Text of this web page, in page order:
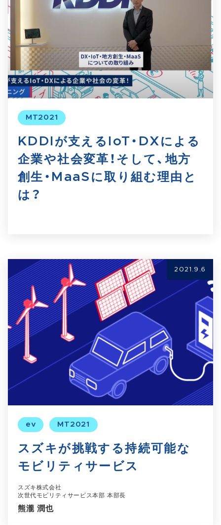
MT2021
KDDIが支えるIoT・DXによる
企業や社会変革！そして、地方
創生・MaaSに取り組む理由と
は？
ev MT2021
スズキが挑戦する持続可能な
モビリティサービス
2021.9.6
スズキ株式会社
次世代モビリティサービス本部 本部長
熊瀧 潤也